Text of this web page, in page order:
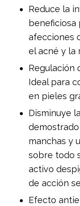
Reduce la
beneficiosa
afecciones
el acné y la
Regulación
Ideal para
en pieles
Disminuye
manchas y
sobre todo
activo
de acción
Efecto